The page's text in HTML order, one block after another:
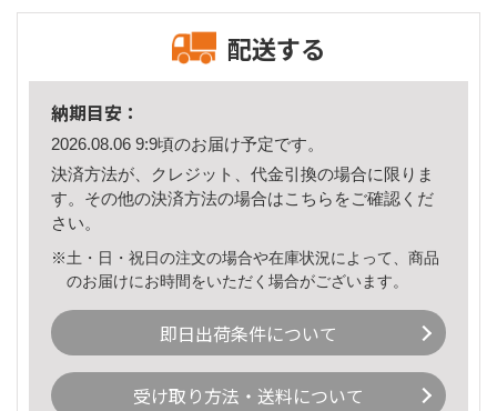
配送する
納期目安：
2026.08.06 9:9頃のお届け予定です。
決済方法が、クレジット、代金引換の場合に限りま
す。その他の決済方法の場合はこちら をご確認くだ
さい。
※土・日・祝日の注文の場合や在庫状況によって、商品
のお届けにお時間をいただく場合がございます。
即日出荷条件について
受け取り方法・送料について